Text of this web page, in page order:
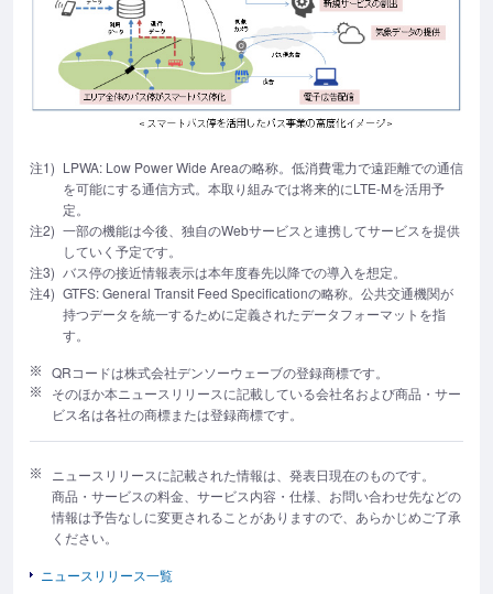
注1) LPWA: Low Power Wide Areaの略称。低消費電力で遠距離での通信
を可能にする通信方式。本取り組みでは将来的にLTE-Mを活用予
定。
注2) 一部の機能は今後、独自のWebサービスと連携してサービスを提供
していく予定です。
注3) バス停の接近情報表示は本年度春先以降での導入を想定。
注4) GTFS: General Transit Feed Specificationの略称。公共交通機関が
持つデータを統一するために定義されたデータフォーマットを指
す。
QRコードは株式会社デンソーウェーブの登録商標です。
そのほか本ニュースリリースに記載している会社名および商品・サー
ビス名は各社の商標または登録商標です。
ニュースリリースに記載された情報は、発表日現在のものです。
商品・サービスの料金、サービス内容・仕様、お問い合わせ先などの
情報は予告なしに変更されることがありますので、あらかじめご了承
ください。
ニュースリリース一覧